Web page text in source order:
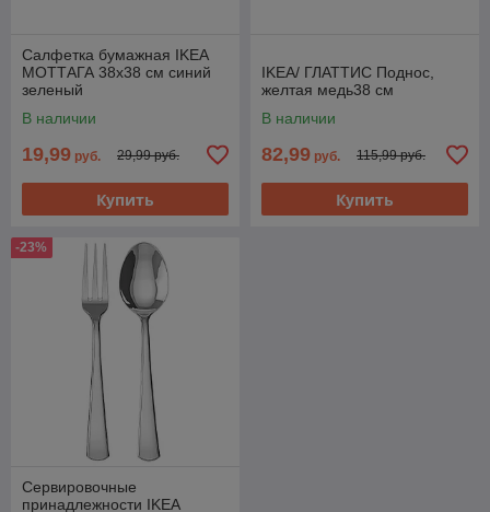
Салфетка бумажная IKEA
МОТТАГА 38x38 см синий
зеленый
В наличии
19,99 руб. 29,99 руб.
Купить
IKEA/ ГЛАТТИС Поднос,
желтая медь38 см
В наличии
82,99 руб. 115,99 руб.
Купить
-23%
Сервировочные
принадлежности IKEA